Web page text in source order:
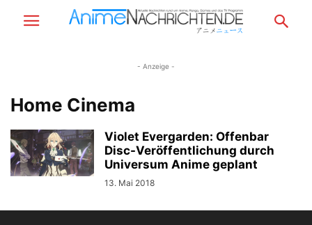
- Anzeige -
Home Cinema
Violet Evergarden: Offenbar
Disc-Veröffentlichung durch
Universum Anime geplant
13. Mai 2018